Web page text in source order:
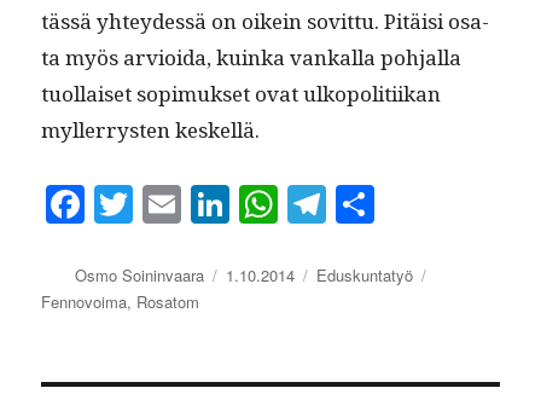
tässä yhtey­dessä on oikein sovit­tu. Pitäisi osa­
ta myös arvioi­da, kuin­ka vankalla poh­jal­la
tuol­laiset sopimuk­set ovat ulkopoli­ti­ikan
myller­rysten keskellä.
Fa
bo
ok
T
tte
r
E
ail
Li
ed
W
ts
Te
gr re
Kirjoittaja
Osmo Soininvaara Julkaistu
1.10.2014 Kategoriat
Eduskuntatyö
Fennovoima, Rosatom